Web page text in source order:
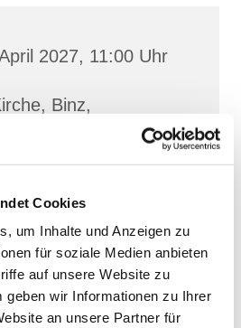
Cookies
um Inhalte und Anzeigen zu
für soziale Medien anbieten
auf unsere Website zu
geben wir Informationen zu Ihrer
an unsere Partner für
2027, 11:00 Uhr
Binz,